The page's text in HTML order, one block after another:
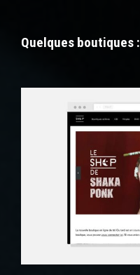
Quelques boutiques :